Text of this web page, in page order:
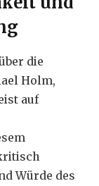
die
Holm,
auf
Würde des